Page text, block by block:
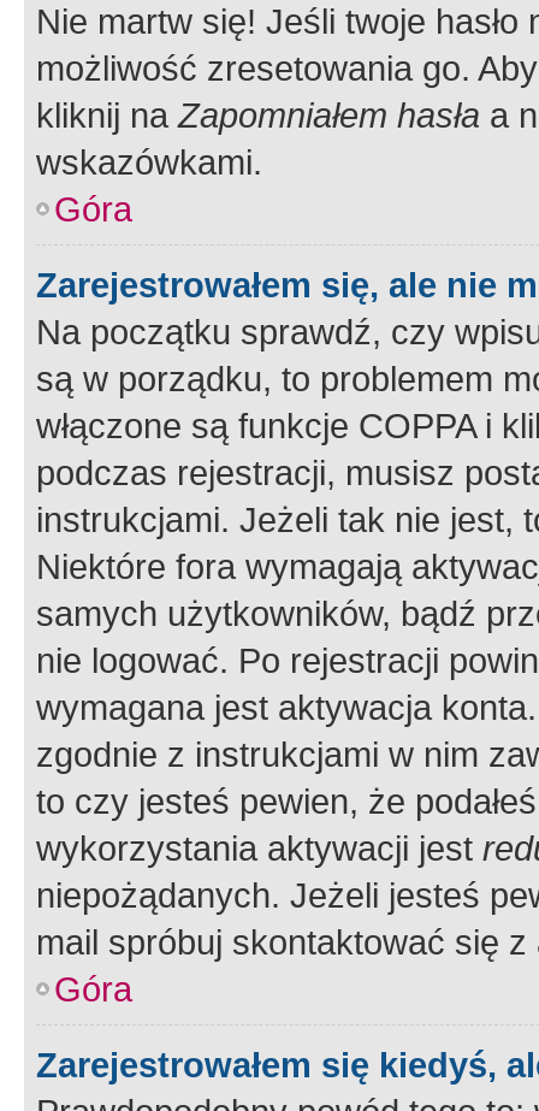
Nie martw się! Jeśli twoje
możliwość zresetowania go.
kliknij naZapomniałem hasła a
wskazówkami.
Góra
Zarejestrowałem się, ale nie
Na początku sprawdź, czy
są w porządku, to problemem
włączone są funkcje COPPA i
podczas rejestracji, musisz
instrukcjami. Jeżeli tak nie jest,
Niektóre fora wymagają
samych użytkowników, bądź
nie logować. Po rejestracji
wymagana jest aktywacja
zgodnie z instrukcjami w nim
to czy jesteś pewien, że
wykorzystania aktywacji jest
niepożądanych. Jeżeli jesteś
mail spróbuj skontaktować się
Góra
Zarejestrowałem się kiedyś,